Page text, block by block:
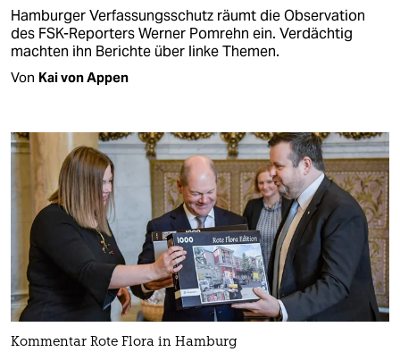
Hamburger Verfassungsschutz räumt die Observation
des FSK-Reporters Werner Pomrehn ein. Verdächtig
machten ihn Berichte über linke Themen.
Von Kai von Appen
Kommentar Rote Flora in Hamburg